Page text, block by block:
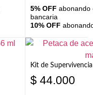
5% OFF abonando
bancaria
10% OFF
Kit de
$ 44.000